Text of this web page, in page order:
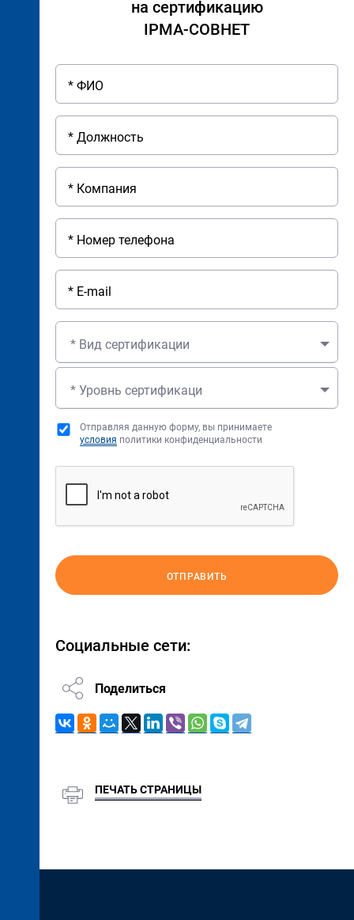
на сертификацию
IPMA-СОВНЕТ
* Вид сертификации
* Уровнь сертификаци
Отправляя данную форму, вы принимаете
условия политики конфиденциальности
ОТПРАВИТЬ
Социальные сети:
Поделиться
ПЕЧАТЬ СТРАНИЦЫ